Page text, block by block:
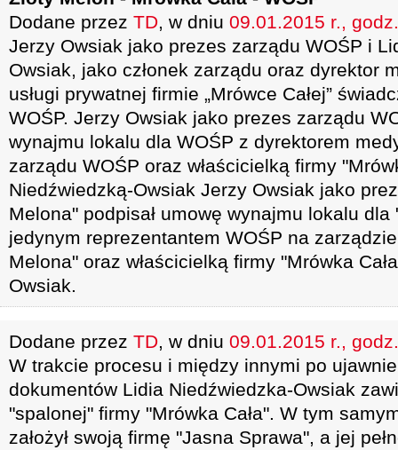
Dodane przez TD, w dniu 09.01.2015 r.,
Jerzy Owsiak jako prezes zarządu WOŚP i
Owsiak, jako członek zarządu oraz dyrektor
usługi prywatnej firmie „Mrówce Całej”
WOŚP. Jerzy Owsiak jako prezes zarządu
wynajmu lokalu dla WOŚP z dyrektorem
zarządu WOŚP oraz właścicielką firmy
Niedźwiedzką-Owsiak Jerzy Owsiak jako
Melona" podpisał umowę wynajmu lokalu dla
jedynym reprezentantem WOŚP na
Melona" oraz właścicielką firmy "Mrówka
Owsiak.
Dodane przez TD, w dniu 09.01.2015 r.,
W trakcie procesu i między innymi po
dokumentów Lidia Niedźwiedzka-Owsiak
"spalonej" firmy "Mrówka Cała". W tym
założył swoją firmę "Jasna Sprawa", a jej